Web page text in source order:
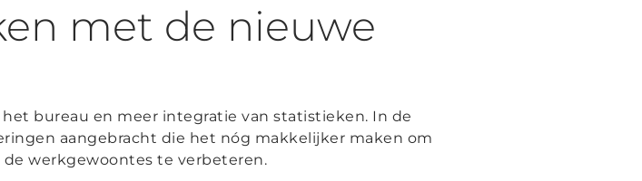
met de nieuwe
bureau en meer integratie van statistieken. In de
aangebracht die het nóg makkelijker maken om
werkgewoontes te verbeteren.